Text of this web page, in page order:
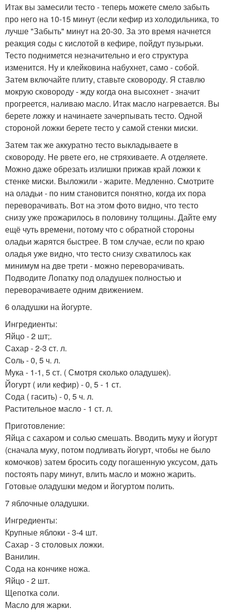
Итак вы замесили тесто - теперь можете смело забыть
про него на 10-15 минут (если кефир из холодильника, то
лучше "Забыть" минут на 20-30. За это время начнется
реакция соды с кислотой в кефире, пойдут пузырьки.
Тесто поднимется незначительно и его структура
изменится. Ну и клейковина набухнет, само - собой.
Затем включайте плиту, ставьте сковороду. Я ставлю
мокрую сковороду - жду когда она высохнет - значит
прогреется, наливаю масло. Итак масло нагревается. Вы
берете ложку и начинаете зачерпывать тесто. Одной
стороной ложки берете тесто у самой стенки миски.
Затем так же аккуратно тесто выкладываете в
сковороду. Не рвете его, не стряхиваете. А отделяете.
Можно даже обрезать излишки прижав край ложки к
стенке миски. Выложили - жарите. Медленно. Смотрите
на оладьи - по ним становится понятно, когда их пора
переворачивать. Вот на этом фото видно, что тесто
снизу уже прожарилось в половину толщины. Дайте ему
ещё чуть времени, потому что с обратной стороны
оладьи жарятся быстрее. В том случае, если по краю
оладья уже видно, что тесто снизу схватилось как
минимум на две трети - можно переворачивать.
Подводите Лопатку под оладушек полностью и
переворачиваете одним движением.
6 оладушки на йогурте.
Ингредиенты:
Яйцо - 2 шт;.
Сахар - 2-3 ст. л.
Соль - 0, 5 ч. л.
Мука - 1-1, 5 ст. ( Смотря сколько оладушек).
Йогурт ( или кефир) - 0, 5 - 1 ст.
Сода ( гасить) - 0, 5 ч. л.
Растительное масло - 1 ст. л.
Приготовление:
Яйца с сахаром и солью смешать. Вводить муку и йогурт
(сначала муку, потом подливать йогурт, чтобы не было
комочков) затем бросить соду погашенную уксусом, дать
постоять пару минут, влить масло и можно жарить.
Готовые оладушки медом и йогуртом полить.
7 яблочные оладушки.
Ингредиенты:
Крупные яблоки - 3-4 шт.
Сахар - 3 столовых ложки.
Ванилин.
Сода на кончике ножа.
Яйцо - 2 шт.
Щепотка соли.
Масло для жарки.